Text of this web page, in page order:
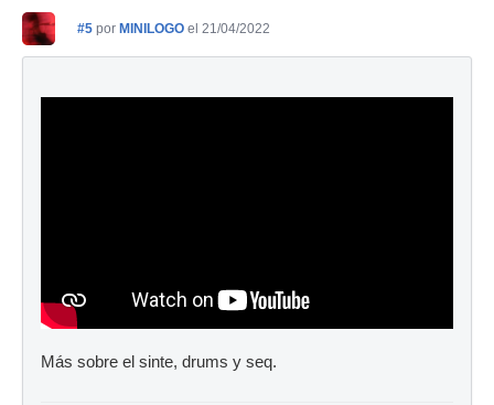
#5 por MINILOGO el 21/04/2022
Más sobre el sinte, drums y seq.